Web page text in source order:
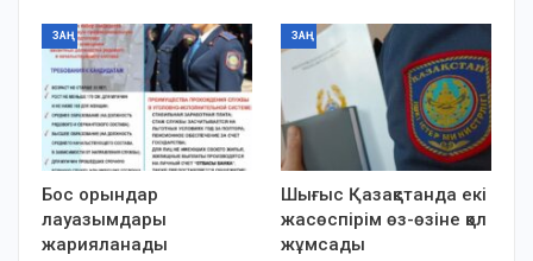
ЗАҢ
Бос орындар
лауазымдары
жарияланады
ЗАҢ
Шығыс Қазақстанда екі
жасөспірім өз-өзіне қол
жұмсады